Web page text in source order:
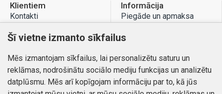
Klientiem
Kontakti
Preču atgriešana
Mans profils
Pasūtījumi
Informācija
Piegāde un apmaksa
Atteikuma tiesības
Kontakti
Šī vietne izmanto sīkfailus
Mēs izmantojam sīkfailus, lai personalizētu saturu un
reklāmas, nodrošinātu sociālo mediju funkcijas un analizētu
datplūsmu. Mēs arī kopīgojam informāciju par to, kā jūs